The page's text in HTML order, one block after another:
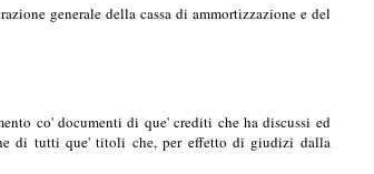
generale della cassa di ammortizzazione e del
co' documenti di que' crediti che ha discussi ed
di tutti que' titoli che, per effetto di giudizi dalla